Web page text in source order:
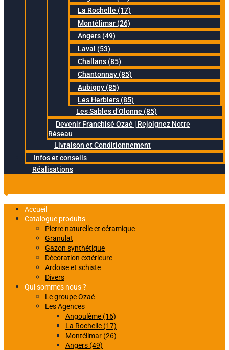
La Rochelle (17)
Montélimar (26)
Angers (49)
Laval (53)
Challans (85)
Chantonnay (85)
Aubigny (85)
Les Herbiers (85)
Les Sables d’Olonne (85)
Devenir Franchisé Ozaé | Rejoignez Notre
Réseau
Livraison et Conditionnement
Infos et conseils
Réalisations
Accueil
Catalogue produits
Pierre naturelle et céramique
Granulat
Gazon synthétique
Décoration extérieure
Ardoise et schiste
Divers
Qui sommes nous ?
Le groupe Ozaé
Les Agences
Angoulême (16)
La Rochelle (17)
Montélimar (26)
Angers (49)